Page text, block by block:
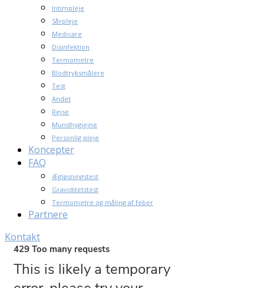
Intimpleje
Sårpleje
Medicare
Disinfektion
Termometre
Blodtryksmålere
Test
Andet
Rejse
Mundhygiejne
Personlig pleje
Koncepter
FAQ
Ægløsningstest
Graviditetstest
Termometre og måling af feber
Partnere
Kontakt